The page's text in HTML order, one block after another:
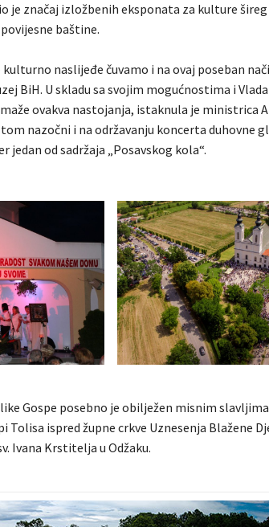
je značaj izložbenih eksponata za kulture
baštine.
naslijeđe čuvamo i na ovaj poseban
BiH. U skladu sa svojim mogućnostima i
ovakva nastojanja, istaknula je ministrica
nazočni i na održavanju koncerta duhovne
jedan od sadržaja „Posavskog kola“.
Gospe posebno je obilježen misnim
Tolisa ispred župne crkve Uznesenja Blažene
Ivana Krstitelja u Odžaku.